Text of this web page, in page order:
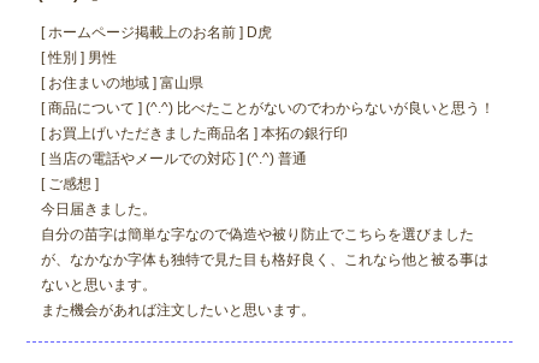
[ ホームページ掲載上のお名前 ] D虎
[ 性別 ] 男性
[ お住まいの地域 ] 富山県
[ 商品について ] (^.^) 比べたことがないのでわからないが良いと思う！
[ お買上げいただきました商品名 ] 本拓の銀行印
[ 当店の電話やメールでの対応 ] (^.^) 普通
[ ご感想 ]
今日届きました。
自分の苗字は簡単な字なので偽造や被り防止でこちらを選びました
が、なかなか字体も独特で見た目も格好良く、これなら他と被る事は
ないと思います。
また機会があれば注文したいと思います。